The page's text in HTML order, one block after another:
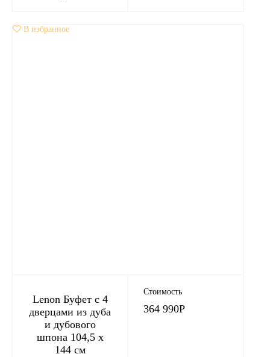
В избранное
Lenon Буфет с 4
дверцами из дуба
и дубового
шпона 104,5 x
144 см
Стоимость
364 990Р